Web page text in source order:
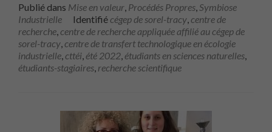
Publié dans Mise en valeur Procédés Propres Symbiose
Industrielle
Identifiécégep de sorel-tracy centre de
recherche centre de recherche appliquée affilié au cégep de
sorel-tracy centre de transfert technologique en écologie
industrielle cttéi été 2022 étudiants en sciences naturelles
étudiants-stagiaires recherche scientifique